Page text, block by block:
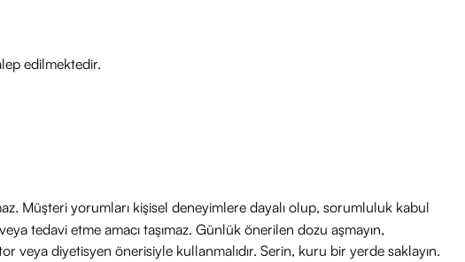
edilmektedir.
Müşteri yorumları kişisel deneyimlere dayalı olup, sorumluluk kabul
tedavi etme amacı taşımaz. Günlük önerilen dozu aşmayın,
veya diyetisyen önerisiyle kullanmalıdır. Serin, kuru bir yerde saklayın.